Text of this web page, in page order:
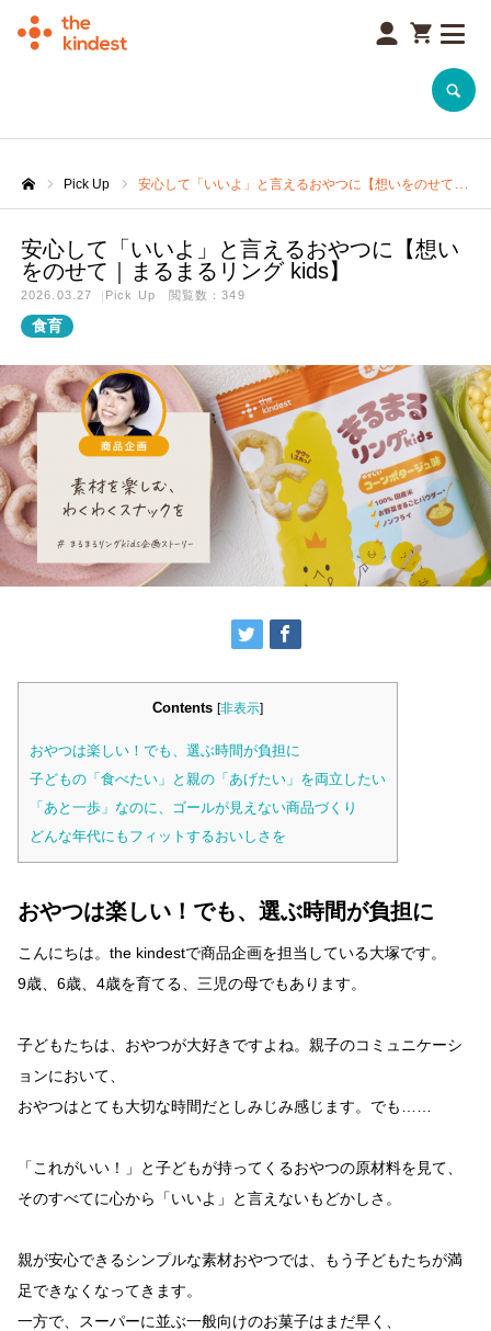
Pick Up 安心して「いいよ」と言えるおやつに【想いをのせて｜まるまるリング kids】
安心して「いいよ」と言えるおやつに【想い
をのせて｜まるまるリング kids】
2026.03.27 Pick Up 閲覧数：349
食育
Contents [非表示]
おやつは楽しい！でも、選ぶ時間が負担に
子どもの「食べたい」と親の「あげたい」を両立したい
「あと一歩」なのに、ゴールが見えない商品づくり
どんな年代にもフィットするおいしさを
おやつは楽しい！でも、選ぶ時間が負担に
こんにちは。the kindestで商品企画を担当している大塚です。
9歳、6歳、4歳を育てる、三児の母でもあります。
子どもたちは、おやつが大好きですよね。親子のコミュニケーシ
ョンにおいて、
おやつはとても大切な時間だとしみじみ感じます。でも……
「これがいい！」と子どもが持ってくるおやつの原材料を見て、
そのすべてに心から「いいよ」と言えないもどかしさ。
親が安心できるシンプルな素材おやつでは、もう子どもたちが満
足できなくなってきます。
一方で、スーパーに並ぶ一般向けのお菓子はまだ早く、